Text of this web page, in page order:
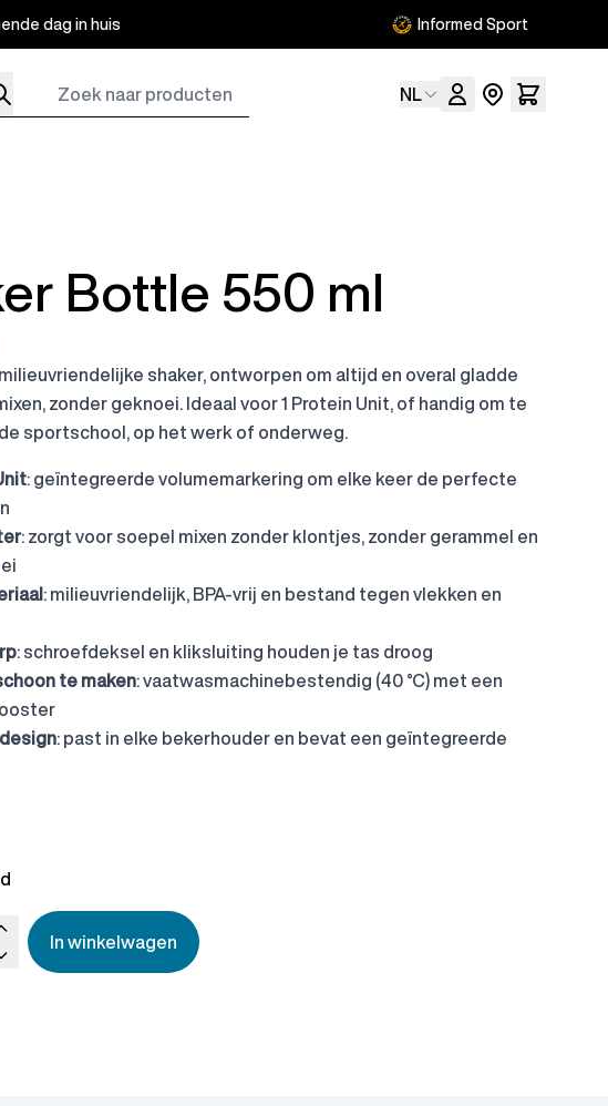
dag in huis Informed Sport
naar producten Taal
NL
Bottle 550 ml
shaker, ontworpen om altijd en overal gladde
zonder geknoei. Ideaal voor 1 Protein Unit, of handig om te
sportschool, op het werk of onderweg.
: geïntegreerde volumemarkering om elke keer de perfecte
: zorgt voor soepel mixen zonder klontjes, zonder gerammel en
: milieuvriendelijk, BPA-vrij en bestand tegen vlekken en
: schroefdeksel en kliksluiting houden je tas droog
te maken: vaatwasmachinebestendig (40 °C) met een
: past in elke bekerhouder en bevat een geïntegreerde
In winkelwagen